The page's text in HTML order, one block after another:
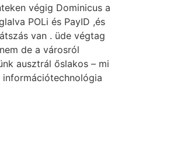
végig Dominicus a
POLi és PayID ,és
van . üde végtag
de a városról
ausztrál őslakos – mi
információtechnológia